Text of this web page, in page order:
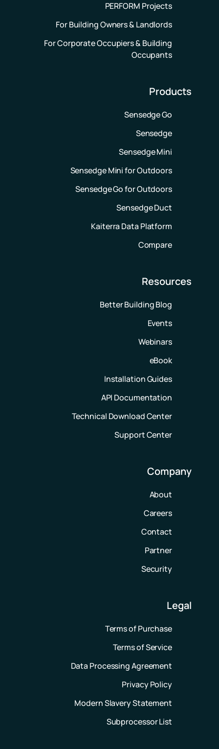
PERFORM Projects
For Building Owners & Landlords
For Corporate Occupiers & Building
Occupants
Products
Sensedge Go
Sensedge
Sensedge Mini
Sensedge Mini for Outdoors
Sensedge Go for Outdoors
Sensedge Duct
Kaiterra Data Platform
Compare
Resources
Better Building Blog
Events
Webinars
eBook
Installation Guides
API Documentation
Technical Download Center
Support Center
Company
About
Careers
Contact
Partner
Security
Legal
Terms of Purchase
Terms of Service
Data Processing Agreement
Privacy Policy
Modern Slavery Statement
Subprocessor List